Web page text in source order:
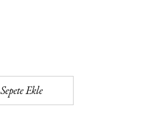
Sepete Ekle